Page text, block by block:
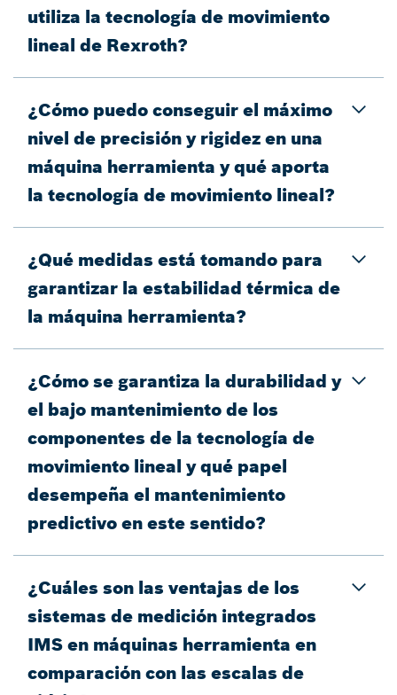
utiliza la tecnología de movimiento
lineal de Rexroth?
¿Cómo puedo conseguir el máximo
nivel de precisión y rigidez en una
máquina herramienta y qué aporta
la tecnología de movimiento lineal?
¿Qué medidas está tomando para
garantizar la estabilidad térmica de
la máquina herramienta?
¿Cómo se garantiza la durabilidad y
el bajo mantenimiento de los
componentes de la tecnología de
movimiento lineal y qué papel
desempeña el mantenimiento
predictivo en este sentido?
¿Cuáles son las ventajas de los
sistemas de medición integrados
IMS en máquinas herramienta en
comparación con las escalas de